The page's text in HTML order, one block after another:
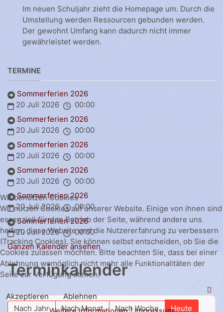
Im neuen Schuljahr zieht die Homepage um. Durch die
Umstellung werden Ressourcen gebunden werden.
Der gewohnt Umfang kann dadurch nicht immer
gewährleistet werden.
TERMINE
Sommerferien 2026
20 Juli 2026
00:00
Sommerferien 2026
20 Juli 2026
00:00
Sommerferien 2026
20 Juli 2026
00:00
Sommerferien 2026
20 Juli 2026
00:00
Sommerferien 2026
20 Juli 2026
00:00
Sommerferien 2026
20 Juli 2026
00:00
Ganzen Kalender ansehen
Terminkalender
Nach Jahr Nach Monat Nach Woche
Heute
Wir benutzen Cookies
Wir nutzen Cookies auf unserer Website. Einige von ihnen sind
essenziell für den Betrieb der Seite, während andere uns
helfen, diese Website und die Nutzererfahrung zu verbessern
(Tracking Cookies). Sie können selbst entscheiden, ob Sie die
Cookies zulassen möchten. Bitte beachten Sie, dass bei einer
Ablehnung womöglich nicht mehr alle Funktionalitäten der
Seite zur Verfügung stehen.
Akzeptieren
Ablehnen